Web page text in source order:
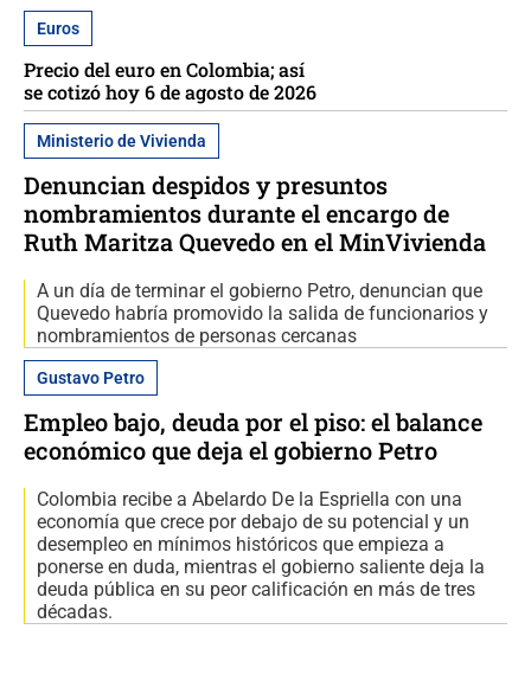
Euros
Precio del euro en Colombia; así
se cotizó hoy 6 de agosto de 2026
Ministerio de Vivienda
Denuncian despidos y presuntos
nombramientos durante el encargo de
Ruth Maritza Quevedo en el MinVivienda
A un día de terminar el gobierno Petro, denuncian que
Quevedo habría promovido la salida de funcionarios y
nombramientos de personas cercanas
Gustavo Petro
Empleo bajo, deuda por el piso: el balance
económico que deja el gobierno Petro
Colombia recibe a Abelardo De la Espriella con una
economía que crece por debajo de su potencial y un
desempleo en mínimos históricos que empieza a
ponerse en duda, mientras el gobierno saliente deja la
deuda pública en su peor calificación en más de tres
décadas.